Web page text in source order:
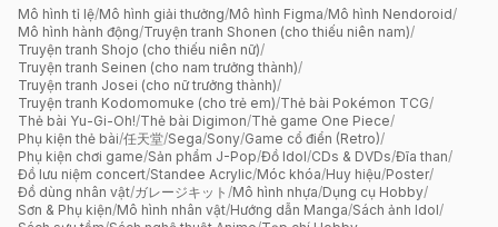
Mô hình tỉ lệ/Mô hình giải thưởng/Mô hình Figma/Mô hình Nendoroid/
Mô hình hành động/Truyện tranh Shonen (cho thiếu niên nam)/
Truyện tranh Shojo (cho thiếu niên nữ)/
Truyện tranh Seinen (cho nam trưởng thành)/
Truyện tranh Josei (cho nữ trưởng thành)/
Truyện tranh Kodomomuke (cho trẻ em)/Thẻ bài Pokémon TCG/
Thẻ bài Yu-Gi-Oh!/Thẻ bài Digimon/Thẻ game One Piece/
Phụ kiện thẻ bài/任天堂/Sega/Sony/Game cổ điển (Retro)/
Phụ kiện chơi game/Sản phẩm J-Pop/Đồ Idol/CDs & DVDs/Đĩa than/
Đồ lưu niệm concert/Standee Acrylic/Móc khóa/Huy hiệu/Poster/
Đồ dùng nhân vật/ガレージキット /Mô hình nhựa/Dụng cụ Hobby/
Sơn & Phụ kiện/Mô hình nhân vật/Hướng dẫn Manga/Sách ảnh Idol/